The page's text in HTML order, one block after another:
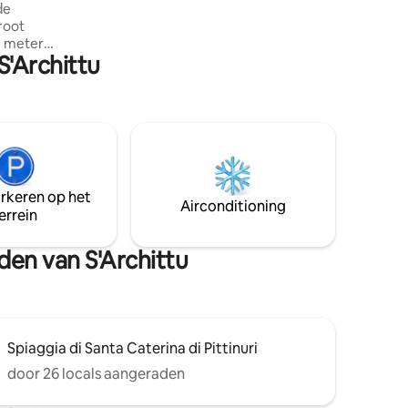
meter
De
diensten.
op het
Airconditioning
van S'Archittu
Spiaggia di Santa Caterina di Pittinuri
door 26 locals aangeraden